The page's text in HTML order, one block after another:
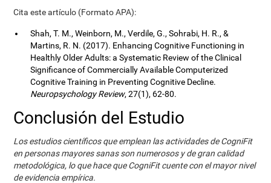
Cita este artículo (Formato APA):
Shah, T. M., Weinborn, M., Verdile, G., Sohrabi, H. R., &
Martins, R. N. (2017). Enhancing Cognitive Functioning in
Healthly Older Adults: a Systematic Review of the Clinical
Significance of Commercially Available Computerized
Cognitive Training in Preventing Cognitive Decline.
Neuropsychology Review, 27(1), 62-80.
Conclusión del Estudio
Los estudios científicos que emplean las actividades de CogniFit
en personas mayores sanas son numerosos y de gran calidad
metodológica, lo que hace que CogniFit cuente con el mayor nivel
de evidencia empírica.